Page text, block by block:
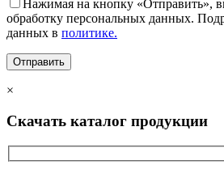
Нажимая на кнопку «Отправить»,
обработку персональных данных.
данных в политике.
×
Скачать каталог продукции